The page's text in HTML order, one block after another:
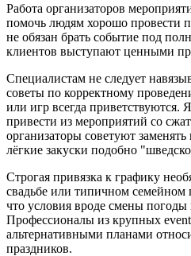
Работа организаторов
помочь людям хорошо провести
не обязан брать событие под
клиентов выступают ценными
Специалистам не следует
советы по корректному
или игр всегда
привести из мероприятий со
организаторы советуют
лёгкие закуски подобно
Строгая привязка к графику
свадьбе или типичном семейном
что условия вроде смены погоды
Профессионалы из крупных
альтернативными планами
праздников.